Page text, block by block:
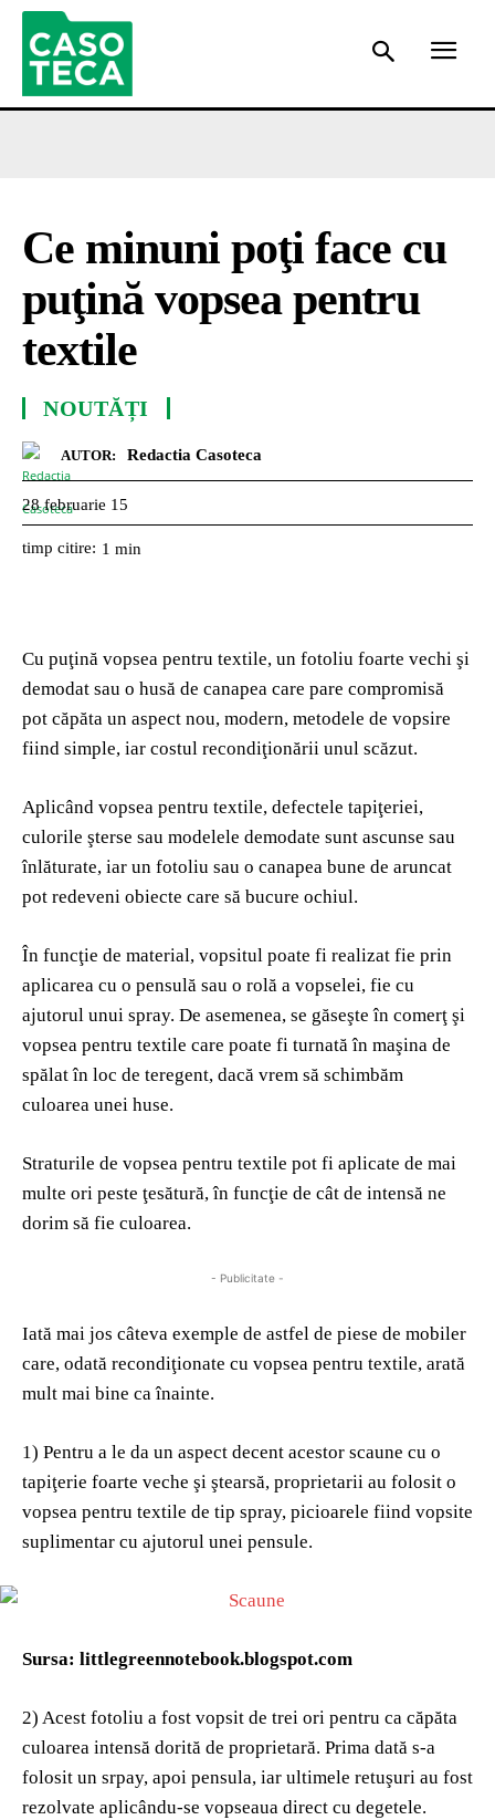
Ce minuni poţi face cu
puţină vopsea pentru
textile
NOUTĂȚI
AUTOR: Redactia Casoteca
28 februarie 15
timp citire: 1 min
Cu puţină vopsea pentru textile, un fotoliu foarte vechi şi
demodat sau o husă de canapea care pare compromisă
pot căpăta un aspect nou, modern, metodele de vopsire
fiind simple, iar costul recondiţionării unul scăzut.
Aplicând vopsea pentru textile, defectele tapiţeriei,
culorile şterse sau modelele demodate sunt ascunse sau
înlăturate, iar un fotoliu sau o canapea bune de aruncat
pot redeveni obiecte care să bucure ochiul.
În funcţie de material, vopsitul poate fi realizat fie prin
aplicarea cu o pensulă sau o rolă a vopselei, fie cu
ajutorul unui spray. De asemenea, se găseşte în comerţ şi
vopsea pentru textile care poate fi turnată în maşina de
spălat în loc de teregent, dacă vrem să schimbăm
culoarea unei huse.
Straturile de vopsea pentru textile pot fi aplicate de mai
multe ori peste ţesătură, în funcţie de cât de intensă ne
dorim să fie culoarea.
- Publicitate -
Iată mai jos câteva exemple de astfel de piese de mobiler
care, odată recondiţionate cu vopsea pentru textile, arată
mult mai bine ca înainte.
1) Pentru a le da un aspect decent acestor scaune cu o
tapiţerie foarte veche şi ştearsă, proprietarii au folosit o
vopsea pentru textile de tip spray, picioarele fiind vopsite
suplimentar cu ajutorul unei pensule.
Sursa: littlegreennotebook.blogspot.com
2) Acest fotoliu a fost vopsit de trei ori pentru ca căpăta
culoarea intensă dorită de proprietară. Prima dată s-a
folosit un srpay, apoi pensula, iar ultimele retuşuri au fost
rezolvate aplicându-se vopseaua direct cu degetele.